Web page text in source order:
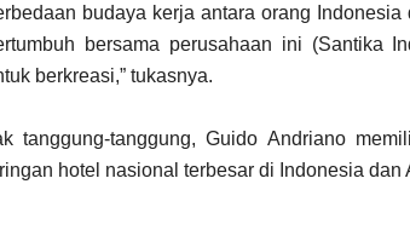
budaya kerja antara orang
bersama perusahaan ini (Santika
berkreasi,” tukasnya.
tanggung-tanggung, Guido Andriano
hotel nasional terbesar di Indonesia dan